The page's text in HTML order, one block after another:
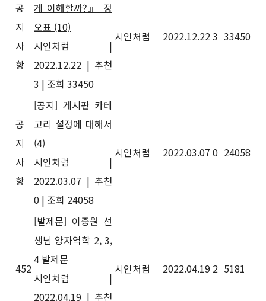
공
지
사
항
게 이해할까?』 정
오표 (10)
시인처럼
|
2022.12.22 | 추천
3 | 조회 33450
시인처럼 2022.12.223 33450
공
지
사
항
[공지] 게시판 카테
고리 설정에 대해서
(4)
시인처럼
|
2022.03.07 | 추천
0 | 조회 24058
시인처럼 2022.03.07 0 24058
452
[발제문] 이중원 선
생님 양자역학 2, 3,
4 발제문
시인처럼
|
2022.04.19 | 추천
시인처럼 2022.04.19 2 5181